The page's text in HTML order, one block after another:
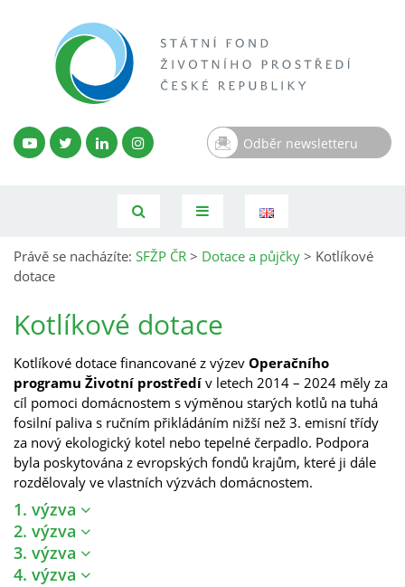
Odběr newsletteru
Právě se nacházíte: SFŽP ČR > Dotace a půjčky > Kotlíkové
dotace
Kotlíkové dotace
Kotlíkové dotace financované z výzev Operačního
programu Životní prostředí v letech 2014 – 2024 měly za
cíl pomoci domácnostem s výměnou starých kotlů na tuhá
fosilní paliva s ručním přikládáním nižší než 3. emisní třídy
za nový ekologický kotel nebo tepelné čerpadlo. Podpora
byla poskytována z evropských fondů krajům, které ji dále
rozdělovaly ve vlastních výzvách domácnostem.
1. výzva
2. výzva
3. výzva
4. výzva